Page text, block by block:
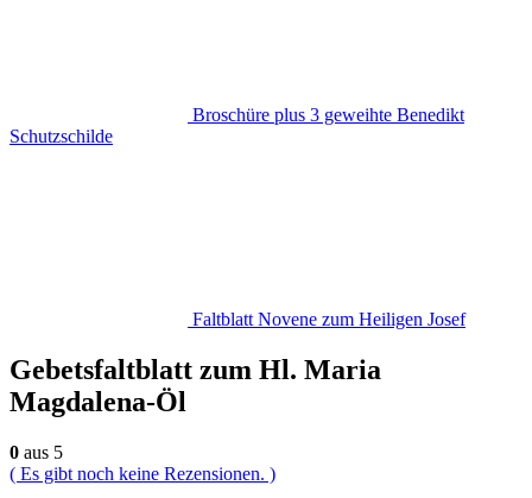
Broschüre plus 3 geweihte Benedikt
Schutzschilde
Faltblatt Novene zum Heiligen Josef
Gebetsfaltblatt zum Hl. Maria
Magdalena-Öl
0 aus 5
( Es gibt noch keine Rezensionen. )